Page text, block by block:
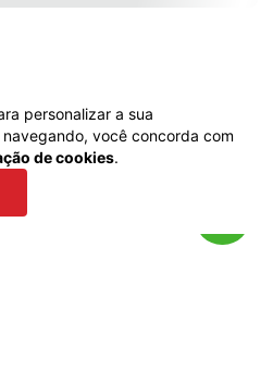
personalizar a sua
você concorda com
de cookies.